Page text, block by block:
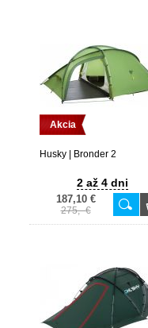
Akcia
Husky | Bronder 2
2 až 4 dni
187,10 €
275,- €